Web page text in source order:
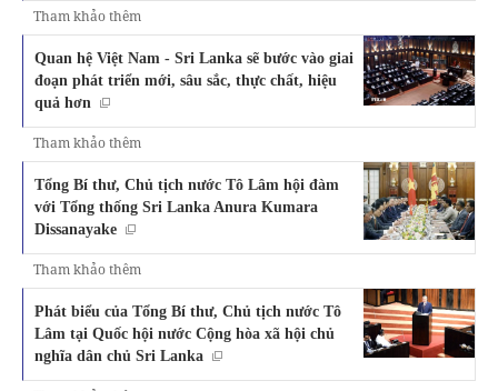
Tham khảo thêm
Quan hệ Việt Nam - Sri Lanka sẽ bước vào giai
đoạn phát triển mới, sâu sắc, thực chất, hiệu
quả hơn
Tham khảo thêm
Tổng Bí thư, Chủ tịch nước Tô Lâm hội đàm
với Tổng thống Sri Lanka Anura Kumara
Dissanayake
Tham khảo thêm
Phát biểu của Tổng Bí thư, Chủ tịch nước Tô
Lâm tại Quốc hội nước Cộng hòa xã hội chủ
nghĩa dân chủ Sri Lanka